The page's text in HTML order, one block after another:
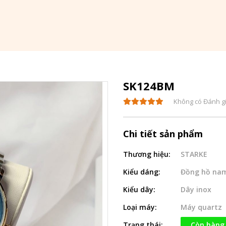
SK124BM
Không có Đánh
Chi tiết sản phẩm
Thương hiệu:
STARKE
Kiểu dáng:
Đồng hồ
Kiểu dây:
Dây inox
Loại máy:
Máy quartz